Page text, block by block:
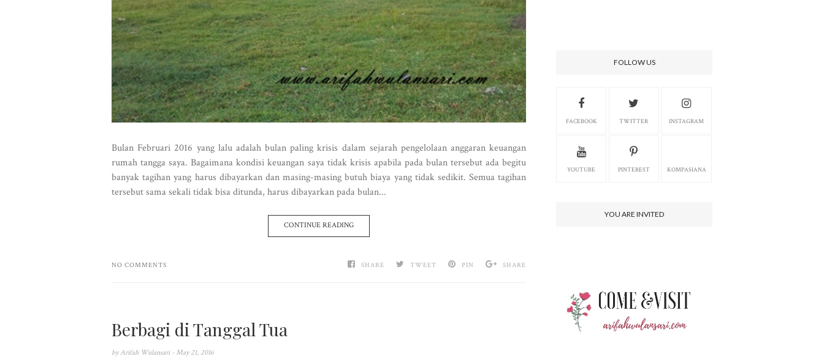
Bulan Februari 2016 yang lalu adalah bulan paling krisis dalam sejarah pengelolaan anggaran keuangan
rumah tangga saya. Bagaimana kondisi keuangan saya tidak krisis apabila pada bulan tersebut ada begitu
banyak tagihan yang harus dibayarkan dan masing-masing butuh biaya yang tidak sedikit. Semua tagihan
tersebut sama sekali tidak bisa ditunda, harus dibayarkan pada bulan...
CONTINUE READING
SHARE TWEET PIN SHARE
NO COMMENTS
Berbagi di Tanggal Tua
by Arifah Wulansari - May 21, 2016
FOLLOW US
FACEBOOK TWITTER INSTAGRAM
YOUTUBE PINTEREST KOMPASIANA
YOU ARE INVITED